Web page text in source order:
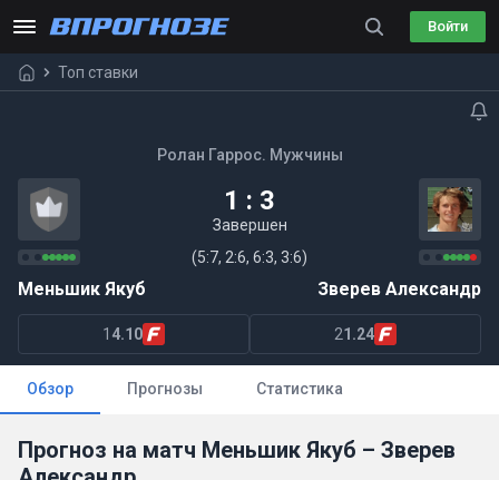
Войти
Топ ставки
Ролан Гаррос. Мужчины
1 : 3
Завершен
(5:7, 2:6, 6:3, 3:6)
Меньшик Якуб Зверев Александр
1 4.10 21.24
Обзор Прогнозы Статистика
Прогноз на матч Меньшик Якуб – Зверев